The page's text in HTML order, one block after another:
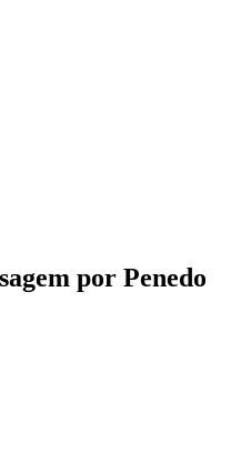
por Penedo